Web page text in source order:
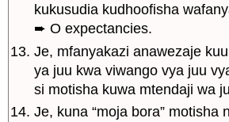
kukusudia kudhoofisha
➨ O expectancies.
Je, mfanyakazi anawezaje
ya juu kwa viwango vya juu
si motisha kuwa mtendaji wa
Je, kuna “moja bora” motisha